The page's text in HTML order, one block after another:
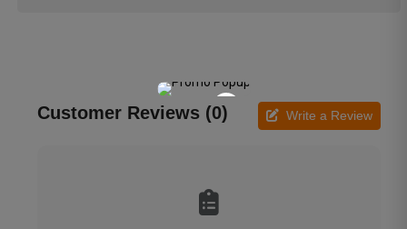
Customer Reviews (0) Write a Review
×